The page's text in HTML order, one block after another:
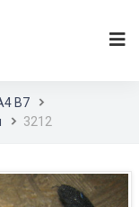
B7
3212